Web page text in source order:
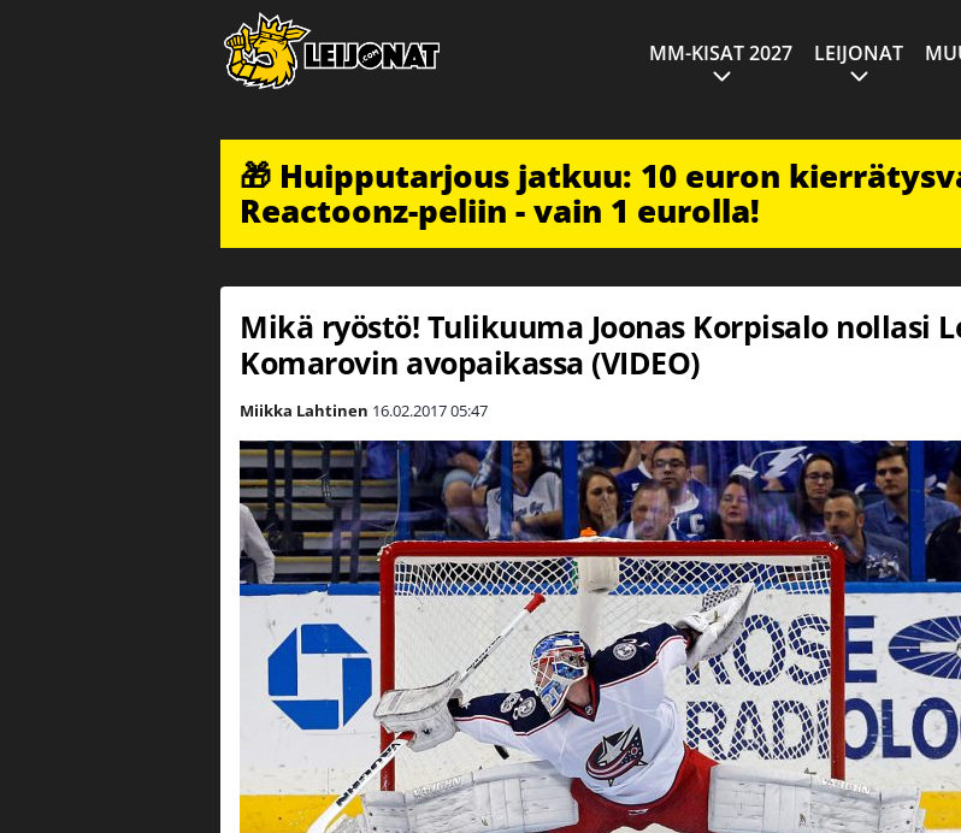
MM-KISAT 2027 LEIJONAT
🎁 Huipputarjous jatkuu: 10 euron
Reactoonz-peliin - vain 1 eurolla!
Mikä ryöstö! Tulikuuma Joonas Korpisalo nollasi
Komarovin avopaikassa (VIDEO)
Miikka Lahtinen 16.02.201705:47